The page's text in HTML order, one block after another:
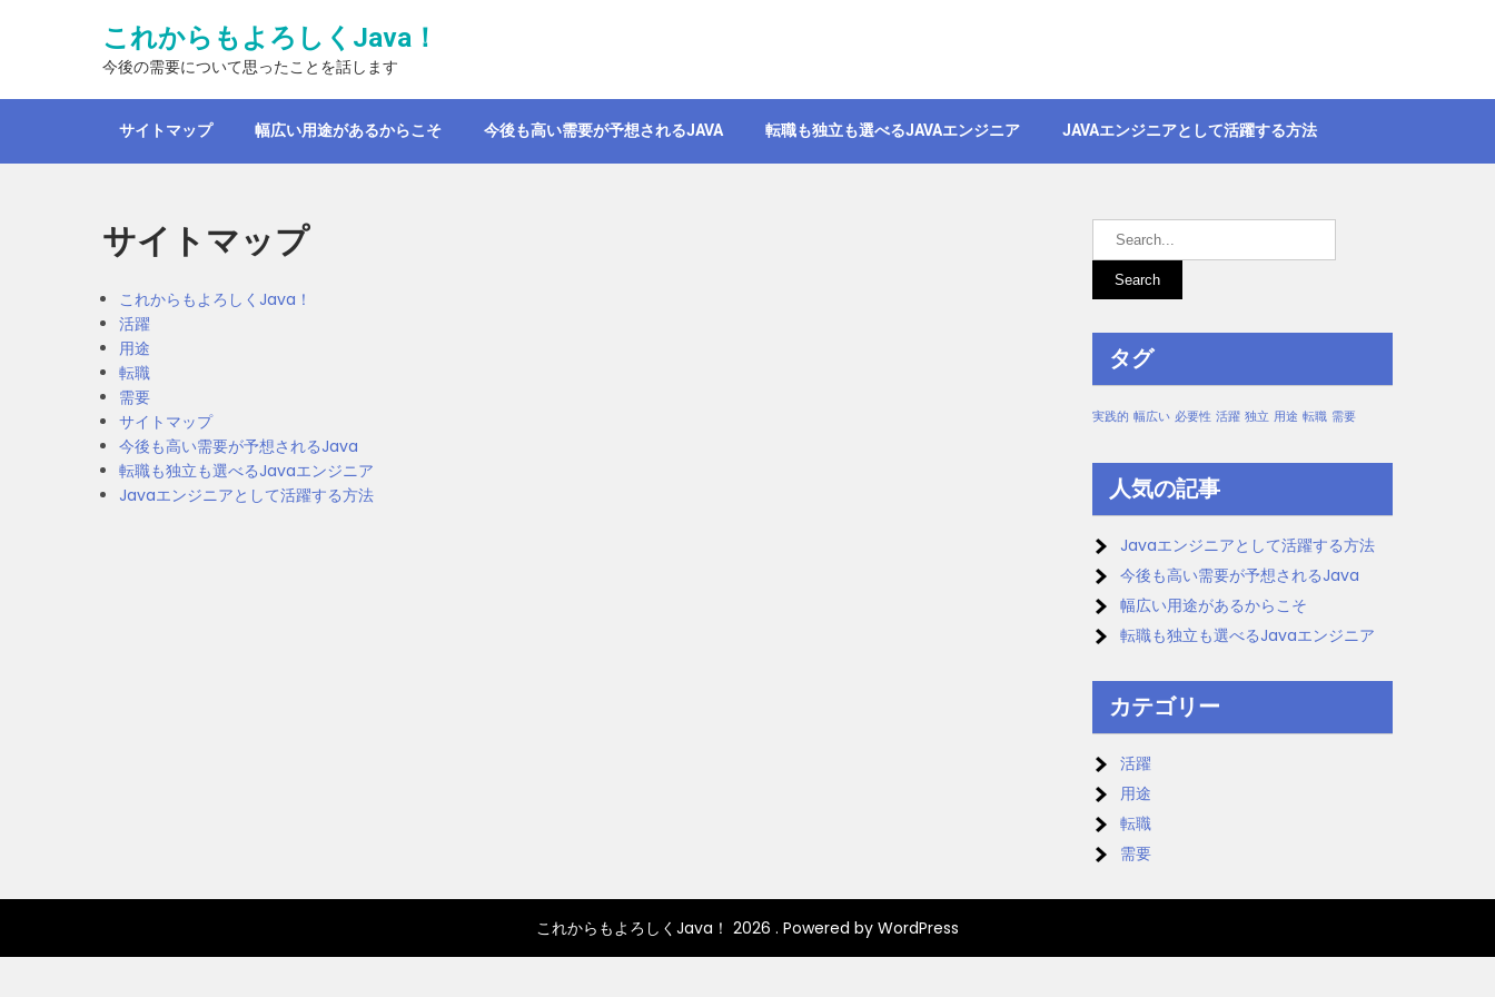
これからもよろしくJava！
今後の需要について思ったことを話します
サイトマップ 幅広い用途があるからこそ 今後も高い需要が予想されるJAVA 転職も独立も選べるJAVAエンジニア JAVAエンジニアとして活躍する方法
サイトマップ
これからもよろしくJava！
活躍
用途
転職
需要
サイトマップ
今後も高い需要が予想されるJava
転職も独立も選べるJavaエンジニア
Javaエンジニアとして活躍する方法
タグ
実践的 幅広い 必要性 活躍 独立 用途 転職 需要
人気の記事
Javaエンジニアとして活躍する方法
今後も高い需要が予想されるJava
幅広い用途があるからこそ
転職も独立も選べるJavaエンジニア
カテゴリー
活躍
用途
転職
需要
これからもよろしくJava！ 2026 . Powered by WordPress